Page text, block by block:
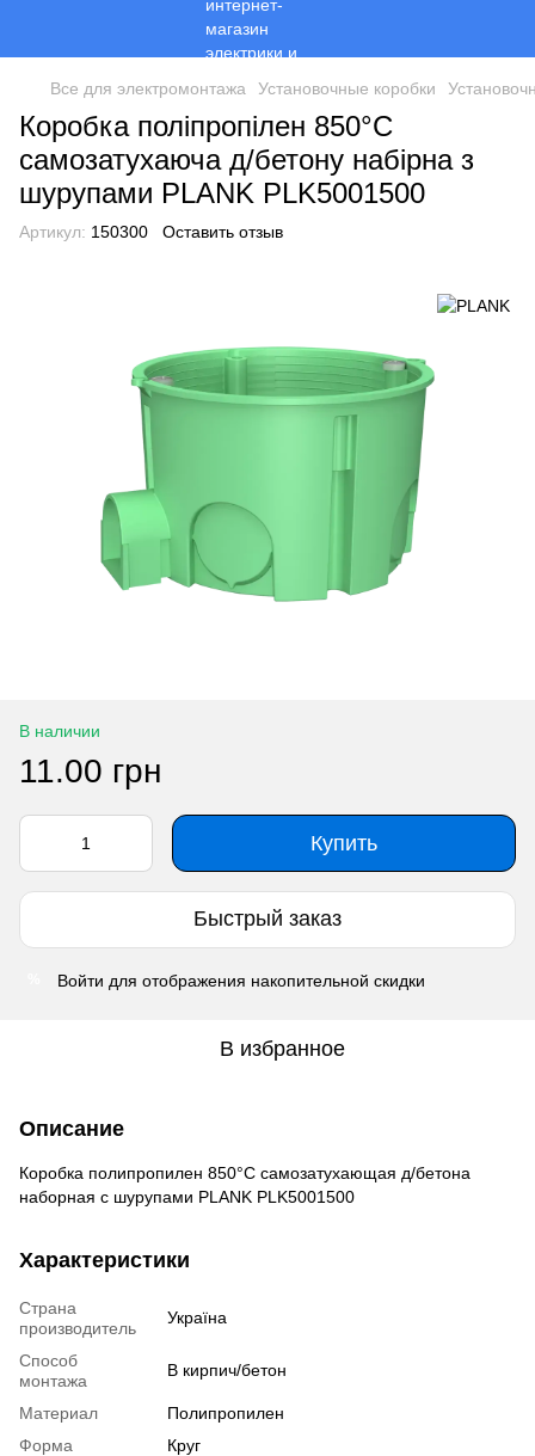
Все для электромонтажа Установочные коробки
Коробка поліпропілен 850°С
самозатухаюча д/бетону набірна з
шурупами PLANK PLK5001500
Артикул: 150300 Оставить отзыв
В наличии
11.00 грн
Купить
Быстрый заказ
Войти для отображения накопительной скидки
В избранное
Описание
Коробка полипропилен 850°С самозатухающая д/бетона
наборная с шурупами PLANK PLK5001500
Характеристики
Страна
производитель
Україна
Способ
монтажа
В кирпич/бетон
Материал
Полипропилен
Форма
Круг